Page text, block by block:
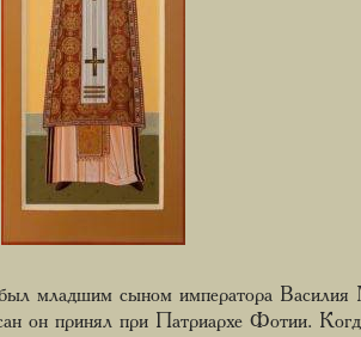
был младшим сыном императора
он принял при Патриархе Фотии.